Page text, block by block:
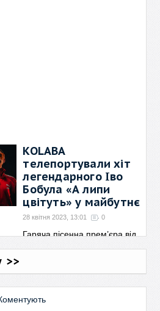
KOLABA
телепортували хіт
легендарного Іво
Бобула «А липи
цвітуть» у майбутнє
28 квітня 2023, 13:01 0
Гаряча пісенна прем’єра від
проект KOLABA не→
>>